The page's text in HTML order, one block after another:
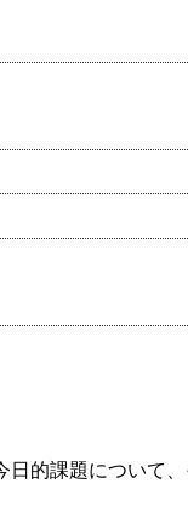
的課題について